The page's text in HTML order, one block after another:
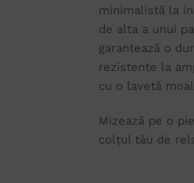
minimalistă la
de alta a unui
garantează o
rezistente la
cu o lavetă
Mizează pe o
colțul tău de